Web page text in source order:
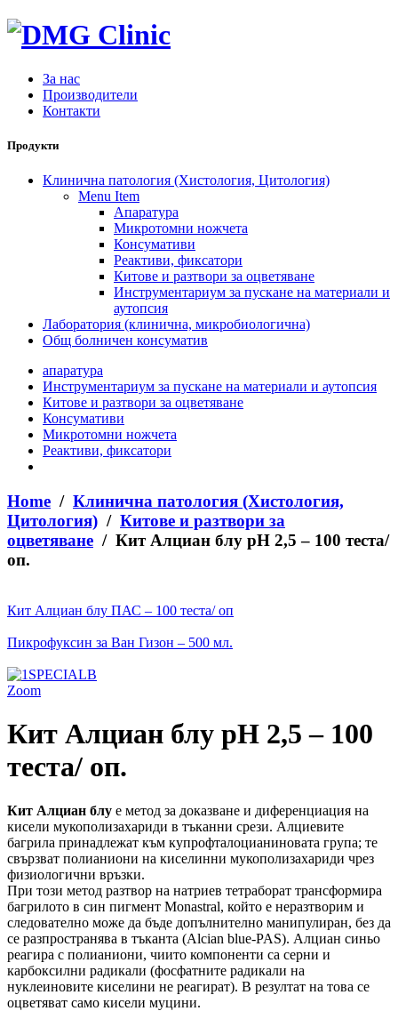
За нас
Производители
Контакти
Продукти
Клинична патология (Хистология, Цитология)
Menu Item
Апаратура
Микротомни ножчета
Консумативи
Реактиви, фиксатори
Китове и разтвори за оцветяване
Инструментариум за пускане на материали и
аутопсия
Лаборатория (клинична, микробиологична)
Общ болничен консуматив
апаратура
Инструментариум за пускане на материали и аутопсия
Китове и разтвори за оцветяване
Консумативи
Микротомни ножчета
Реактиви, фиксатори
Home / Клинична патология (Хистология,
Цитология) / Китове и разтвори за
оцветяване / Кит Алциан блу рН 2,5 – 100 теста/
оп.
Кит Алциан блу ПАС – 100 теста/ оп
Пикрофуксин за Ван Гизон – 500 мл.
Zoom
Кит Алциан блу рН 2,5 – 100
теста/ оп.
Кит Алциан блу e метод за доказване и диференциация на
кисели мукополизахариди в тъканни срези. Алциевите
багрила принадлежат към купрофталоцианиновата група; те
свързват полианиони на киселинни мукополизахариди чрез
физиологични връзки.
При този метод разтвор на натриев тетраборат трансформира
багрилото в син пигмент Monastral, който е неразтворим и
следователно може да бъде допълнително манипулиран, без да
се разпространява в тъканта (Alcian blue-PAS). Алциан синьо
реагира с полианиони, чиито компоненти са серни и
карбоксилни радикали (фосфатните радикали на
нуклеиновите киселини не реагират). В резултат на това се
оцветяват само кисели муцини.